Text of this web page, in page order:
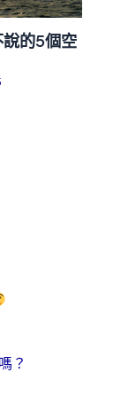
的5個空
？